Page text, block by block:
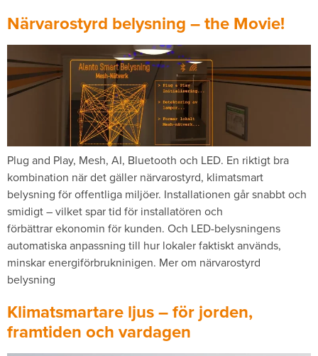
Närvarostyrd belysning – the Movie!
Plug and Play, Mesh, AI, Bluetooth och LED. En riktigt bra
kombination när det gäller närvarostyrd, klimatsmart
belysning för offentliga miljöer. Installationen går snabbt och
smidigt – vilket spar tid för installatören och
förbättrar ekonomin för kunden. Och LED-belysningens
automatiska anpassning till hur lokaler faktiskt används,
minskar energiförbrukninigen. Mer om närvarostyrd
belysning
Klimatsmartare ljus – för jorden,
framtiden och vardagen